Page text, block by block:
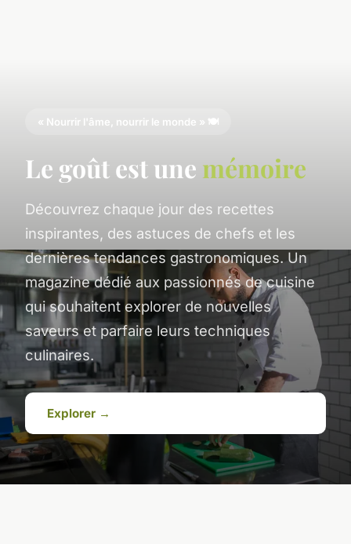
« Nourrir l'âme, nourrir le monde » 🍽️
Le goût est une mémoire
Découvrez chaque jour des recettes
inspirantes, des astuces de chefs et les
dernières tendances gastronomiques. Un
magazine dédié aux passionnés de cuisine
qui souhaitent explorer de nouvelles
saveurs et parfaire leurs techniques
culinaires.
Explorer →